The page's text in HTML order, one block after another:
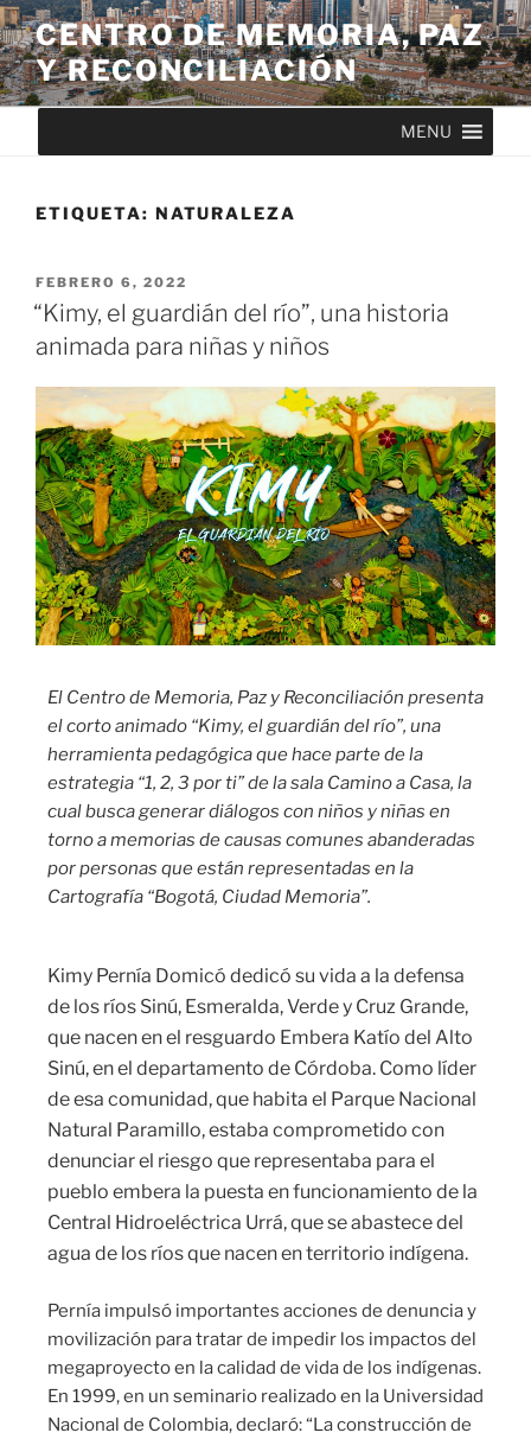
CENTRO DE MEMORIA, PAZ
Y RECONCILIACIÓN
MENU
ETIQUETA: NATURALEZA
FEBRERO 6, 2022
“Kimy, el guardián del río”, una historia
animada para niñas y niños
El Centro de Memoria, Paz y Reconciliación presenta
el corto animado “Kimy, el guardián del río”, una
herramienta pedagógica que hace parte de la
estrategia “1, 2, 3 por ti” de la sala Camino a Casa, la
cual busca generar diálogos con niños y niñas en
torno a memorias de causas comunes abanderadas
por personas que están representadas en la
Cartografía “Bogotá, Ciudad Memoria”.
Kimy Pernía Domicó dedicó su vida a la defensa
de los ríos Sinú, Esmeralda, Verde y Cruz Grande,
que nacen en el resguardo Embera Katío del Alto
Sinú, en el departamento de Córdoba. Como líder
de esa comunidad, que habita el Parque Nacional
Natural Paramillo, estaba comprometido con
denunciar el riesgo que representaba para el
pueblo embera la puesta en funcionamiento de la
Central Hidroeléctrica Urrá, que se abastece del
agua de los ríos que nacen en territorio indígena.
Pernía impulsó importantes acciones de denuncia y
movilización para tratar de impedir los impactos del
megaproyecto en la calidad de vida de los indígenas.
En 1999, en un seminario realizado en la Universidad
Nacional de Colombia, declaró: “La construcción de